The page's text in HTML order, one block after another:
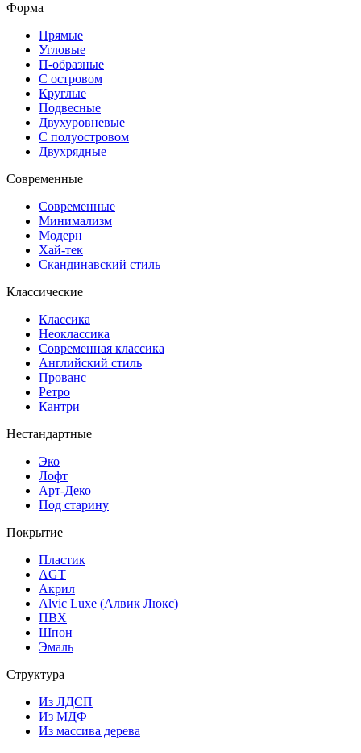
Форма
Прямые
Угловые
П-образные
С островом
Круглые
Подвесные
Двухуровневые
С полуостровом
Двухрядные
Современные
Современные
Минимализм
Модерн
Хай-тек
Скандинавский стиль
Классические
Классика
Неоклассика
Современная классика
Английский стиль
Прованс
Ретро
Кантри
Нестандартные
Эко
Лофт
Арт-Деко
Под старину
Покрытие
Пластик
AGT
Акрил
Alvic Luxe (Алвик Люкс)
ПВХ
Шпон
Эмаль
Структура
Из ЛДСП
Из МДФ
Из массива дерева